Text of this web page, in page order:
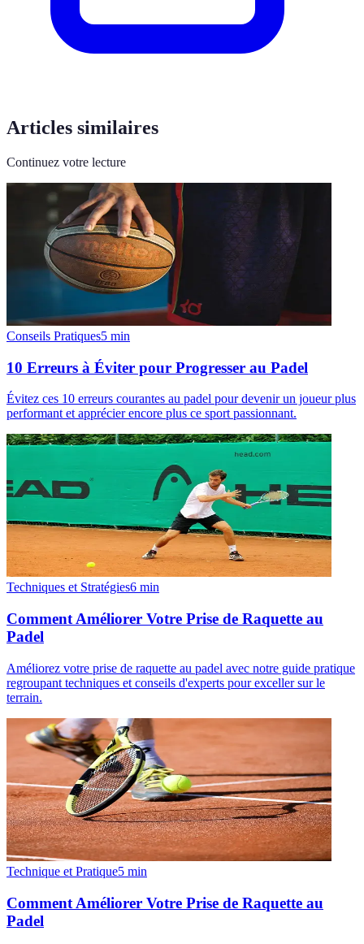
Articles similaires
Continuez votre lecture
Conseils Pratiques5 min
10 Erreurs à Éviter pour Progresser au Padel
Évitez ces 10 erreurs courantes au padel pour devenir un joueur plus
performant et apprécier encore plus ce sport passionnant.
Techniques et Stratégies6 min
Comment Améliorer Votre Prise de Raquette au
Padel
Améliorez votre prise de raquette au padel avec notre guide pratique
regroupant techniques et conseils d'experts pour exceller sur le
terrain.
Technique et Pratique5 min
Comment Améliorer Votre Prise de Raquette au
Padel